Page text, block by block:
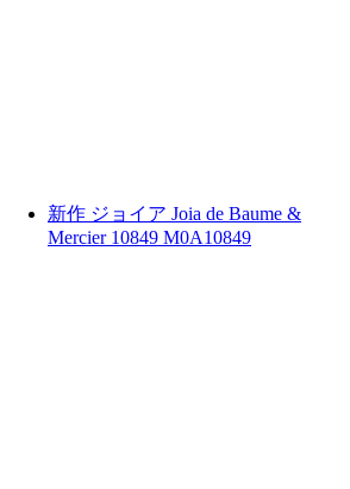
新作 ジョイア Joia de Baume &
Mercier 10849 M0A10849